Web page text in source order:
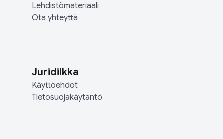
Lehdistömateriaali
Ota yhteyttä
Juridiikka
Käyttöehdot
Tietosuojakäytäntö